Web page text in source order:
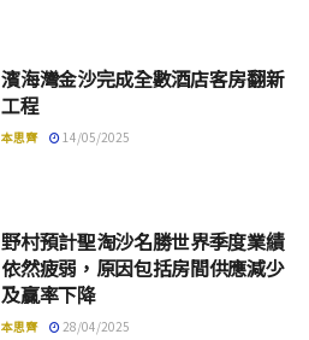
濱海灣金沙完成全數酒店客房翻新
工程
本思齊 14/05/2025
野村預計聖淘沙名勝世界季度業績
依然疲弱，原因包括房間供應減少
及贏率下降
本思齊 28/04/2025